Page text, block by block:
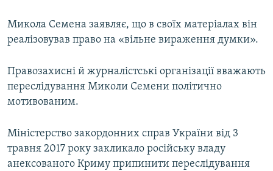
Микола Семена заявляє, що в своїх матеріалах він
реалізовував право на «вільне вираження думки».
Правозахисні й журналістські організації вважають
переслідування Миколи Семени політично
мотивованим.
Міністерство закордонних справ України від 3
травня 2017 року закликало російську владу
анексованого Криму припинити переслідування